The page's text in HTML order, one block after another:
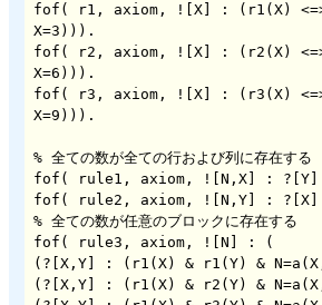
fof( r1, axiom, ![X] : (r1(X) <=>
X=3))).
fof( r2, axiom, ![X] : (r2(X) <=>
X=6))).
fof( r3, axiom, ![X] : (r3(X) <=>
X=9))).
% 全ての数が全ての行および列に存在する
fof( rule1, axiom, ![N,X] : ?[Y]
fof( rule2, axiom, ![N,Y] : ?[X]
% 全ての数が任意のブロックに存在する
fof( rule3, axiom, ![N] : (
(?[X,Y] : (r1(X) & r1(Y) &
(?[X,Y] : (r1(X) & r2(Y) &